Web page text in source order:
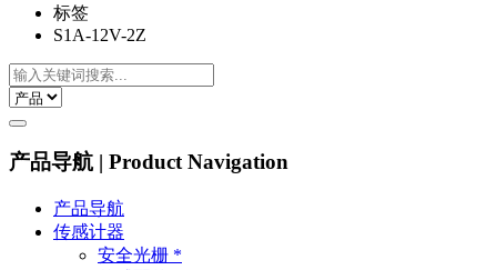
标签
S1A-12V-2Z
产品导航 | Product Navigation
产品导航
传感计器
安全光栅 *